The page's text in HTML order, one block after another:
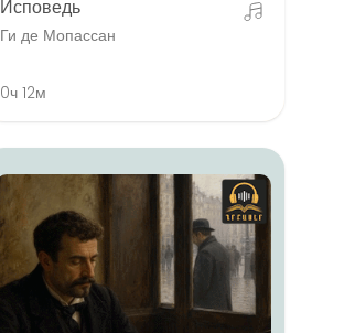
Исповедь
Ги де Мопассан
0ч 12м